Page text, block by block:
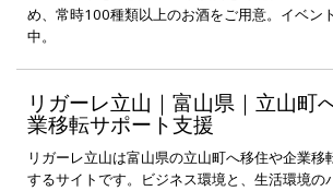
め、常時100種類以上のお酒をご用意。イベン
中。
リガーレ立山｜富山県｜立山町
業移転サポート支援
リガーレ立山は富山県の立山町へ移住や企業移
するサイトです。ビジネス環境と、生活環境の